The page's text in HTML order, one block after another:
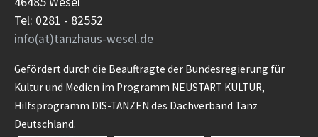
Tel: 0281 - 82552
info(at)tanzhaus-wesel.de
Gefördert durch die Beauftragte der Bundesregierung für
Kultur und Medien im Programm NEUSTART KULTUR,
Hilfsprogramm DIS-TANZEN des Dachverband Tanz
Deutschland.